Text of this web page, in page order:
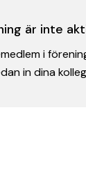
är inte
i
in dina